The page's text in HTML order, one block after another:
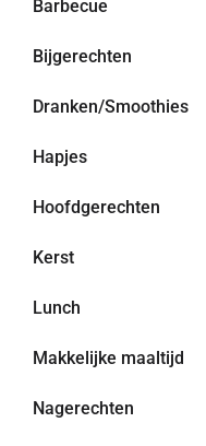
Barbecue
Bijgerechten
Dranken/Smoothies
Hapjes
Hoofdgerechten
Kerst
Lunch
Makkelijke maaltijd
Nagerechten